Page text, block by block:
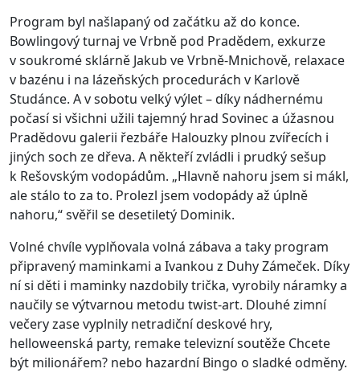
Program byl našlapaný od začátku až do konce.
Bowlingový turnaj ve Vrbně pod Pradědem, exkurze
v soukromé sklárně Jakub ve Vrbně-Mnichově, relaxace
v bazénu i na lázeňských procedurách v Karlově
Studánce. A v sobotu velký výlet – díky nádhernému
počasí si všichni užili tajemný hrad Sovinec a úžasnou
Pradědovu galerii řezbáře Halouzky plnou zvířecích i
jiných soch ze dřeva. A někteří zvládli i prudký sešup
k Rešovským vodopádům. „Hlavně nahoru jsem si mákl,
ale stálo to za to. Prolezl jsem vodopády až úplně
nahoru,“ svěřil se desetiletý Dominik.
Volné chvíle vyplňovala volná zábava a taky program
připravený maminkami a Ivankou z Duhy Zámeček. Díky
ní si děti i maminky nazdobily trička, vyrobily náramky a
naučily se výtvarnou metodu twist-art. Dlouhé zimní
večery zase vyplnily netradiční deskové hry,
helloweenská party, remake televizní soutěže Chcete
být milionářem? nebo hazardní Bingo o sladké odměny.